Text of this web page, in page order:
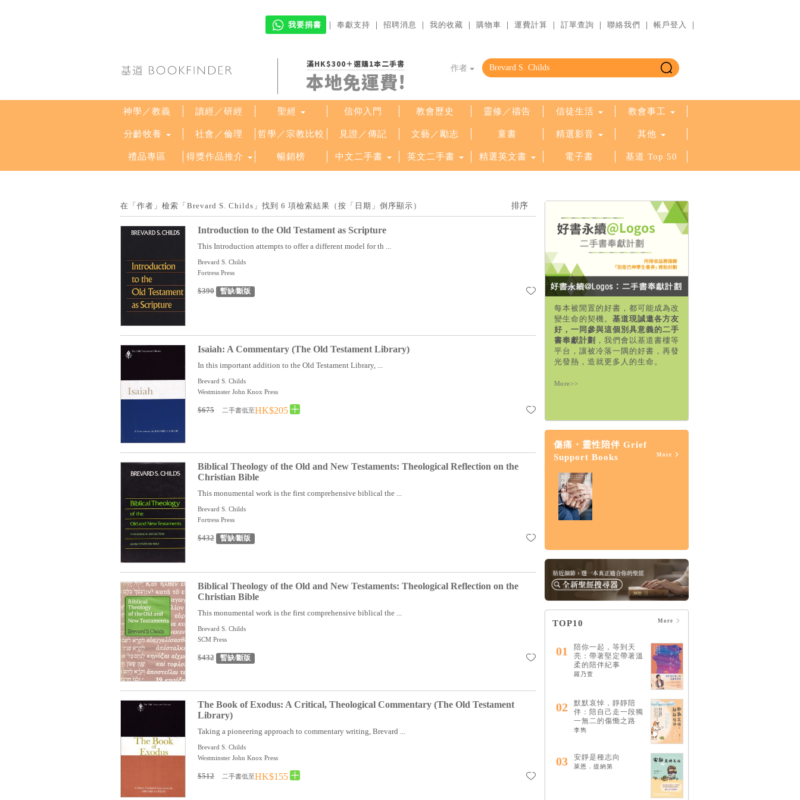
我要捐書 ｜ 奉獻支持 ｜ 招聘消息 ｜ 我的收藏 ｜ 購物車 ｜ 運費計算 ｜ 訂單查詢 ｜ 聯絡我們 ｜ 帳戶登入 ｜
滿HK$300＋選購1本二手書
本地免運費!
作者
神學／教義 讀經／研經 聖經 信仰入門 教會歷史 靈修／禱告 信徒生活 教會事工
分齡牧養 社會／倫理 哲學／宗教比較 見證／傳記 文藝／勵志 童書 精選影音 其他
禮品專區 得獎作品推介 暢銷榜 中文二手書 英文二手書 精選英文書 電子書 基道 Top 50
在「作者」檢索「Brevard S. Childs」找到 6 項檢索結果（按「日期」倒序顯示）
Introduction to the Old Testament as Scripture
This Introduction attempts to offer a different model for th ...
Brevard S. Childs
Fortress Press
$390 暫缺/斷版
Isaiah: A Commentary (The Old Testament Library)
In this important addition to the Old Testament Library, ...
Brevard S. Childs
Westminster John Knox Press
$675 二手書低至HK$205
Biblical Theology of the Old and New Testaments: Theological Reflection on the
Christian Bible
This monumental work is the first comprehensive biblical the ...
Brevard S. Childs
Fortress Press
$432 暫缺/斷版
Biblical Theology of the Old and New Testaments: Theological Reflection on the
Christian Bible
This monumental work is the first comprehensive biblical the ...
Brevard S. Childs
SCM Press
$432 暫缺/斷版
The Book of Exodus: A Critical, Theological Commentary (The Old Testament
Library)
Taking a pioneering approach to commentary writing, Brevard ...
Brevard S. Childs
Westminster John Knox Press
$512 二手書低至HK$155
每本被閒置的好書，都可能成為改
變生命的契機。 基道現誠邀各方友
好，一同參與這個別具意義的二手
書奉獻計劃 ，我們會以基道書樓等
平台，讓被冷落一隅的好書，再發
光發熱，造就更多人的生命。
More>>
傷痛・靈性陪伴 Grief
Support Books
More
帝的治癒恩典，能修
復破碎的關係，醫治
悲痛絕望的心
HK$124 $130
TOP10 More
01
陪你一起，等到天
亮：帶著堅定帶著溫
柔的陪伴紀事
羅乃萱
02
默默哀悼，靜靜陪
伴：陪自己走一段獨
一無二的傷慟之路
李雋
03 安靜是種志向
萊恩．提納第